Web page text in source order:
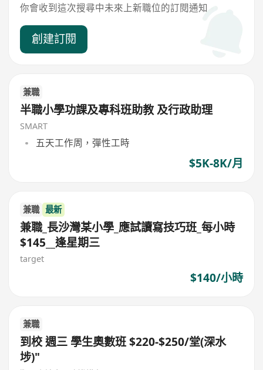
你會收到這次搜尋中未來上新職位的訂閱通知
創建訂閱
兼職
半職小學功課及專科班助教 及行政助理
SMART
五天工作周，彈性工時
$5K-8K/月
兼職 最新
兼職_長沙灣某小學_應試讀寫技巧班_每小時
$145__逢星期三
target
$140/小時
兼職
到校 週三 學生奧數班 $220-$250/堂(深水
埗)"